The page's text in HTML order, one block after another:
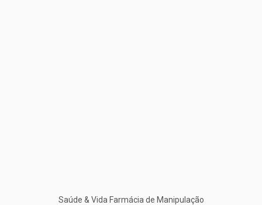
Saúde & Vida Farmácia de Manipulação